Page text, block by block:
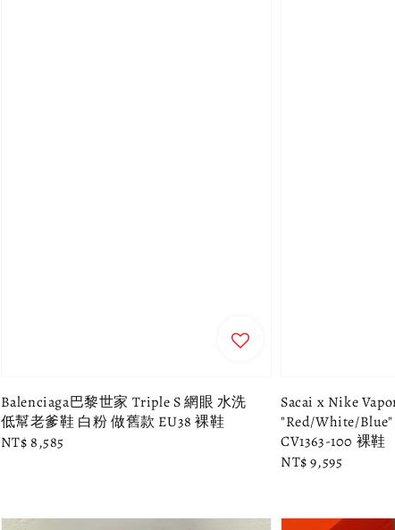
Balenciaga巴黎世家 Triple S 網眼 水洗
低幫老爹鞋 白粉 做舊款 EU38 裸鞋
Regular
NT$ 8,585
Sacai x Nike
"Red/White/
CV1363-100 裸鞋
Regular
NT$ 9,595